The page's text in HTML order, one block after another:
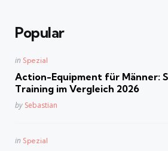
Popular
Posted
in Spezial
Action-Equipment für Männer:
Training im Vergleich 2026
Posted
by Sebastian
Posted
in Spezial